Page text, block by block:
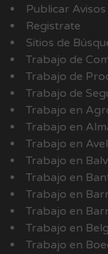
Publicar
Registrate
Sitios de
Trabajo de
Trabajo de
Trabajo de
Trabajo en
Trabajo en
Trabajo en
Trabajo en
Trabajo en
Trabajo en
Trabajo en
Trabajo en
Trabajo en